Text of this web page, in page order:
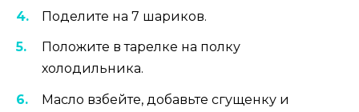
Поделите на 7 шариков.
Положите в тарелке на полку
холодильника.
Масло взбейте, добавьте сгущенку и